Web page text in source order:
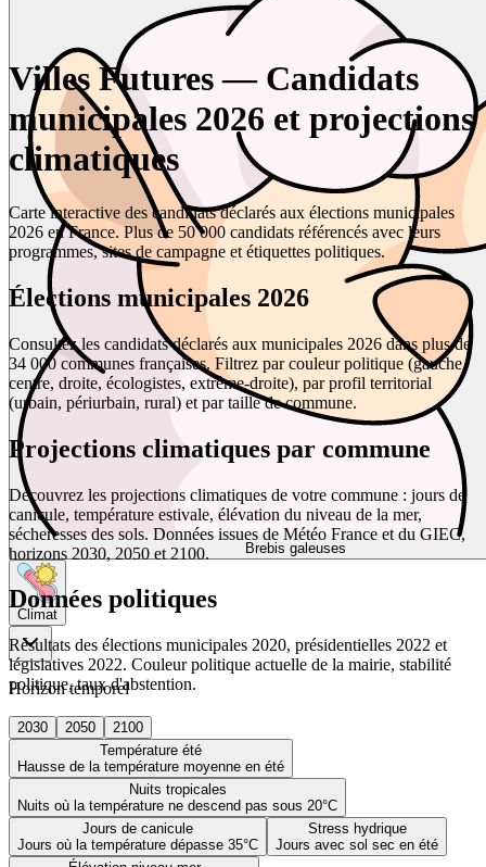
Brebis galeuses
Climat
Horizon temporel
2030 2050
2100
Température été
Hausse de la température moyenne en été
Nuits tropicales
Nuits où la température ne descend pas sous 20°C
Jours de canicule
Jours où la température dépasse 35°C
Stress hydrique
Jours avec sol sec en été
Villes Futures — Candidats
municipales 2026 et projections
climatiques
Carte interactive des candidats déclarés aux élections municipales
2026 en France. Plus de 50 000 candidats référencés avec leurs
programmes, sites de campagne et étiquettes politiques.
Élections municipales 2026
Consultez les candidats déclarés aux municipales 2026 dans plus de
34 000 communes françaises. Filtrez par couleur politique (gauche,
centre, droite, écologistes, extrême-droite), par profil territorial
(urbain, périurbain, rural) et par taille de commune.
Projections climatiques par commune
Découvrez les projections climatiques de votre commune : jours de
canicule, température estivale, élévation du niveau de la mer,
sécheresses des sols. Données issues de Météo France et du GIEC,
horizons 2030, 2050 et 2100.
Données politiques
Résultats des élections municipales 2020, présidentielles 2022 et
législatives 2022. Couleur politique actuelle de la mairie, stabilité
politique, taux d'abstention.